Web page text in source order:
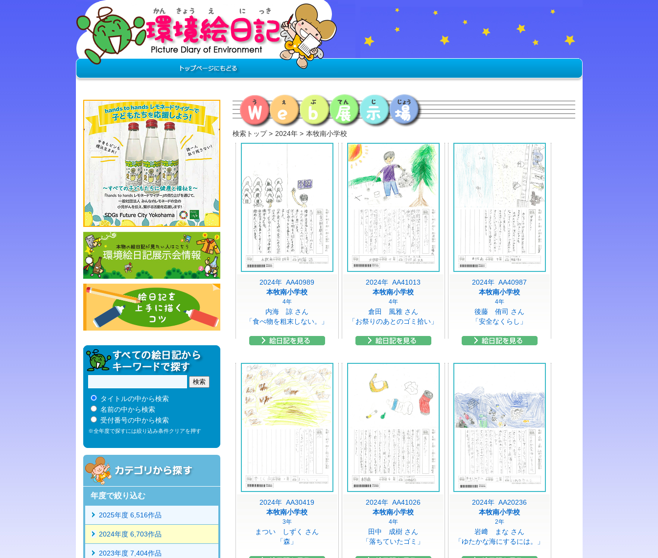
検索トップ 2024年 本牧南小学校
2024年 AA40989
本牧南小学校
4年
内海 諒 さん
「食べ物を粗末しない。」
2024年 AA41013
本牧南小学校
4年
倉田 風雅 さん
「お祭りのあとのゴミ拾い」
2024年 AA40987
本牧南小学校
4年
後藤 侑司 さん
「安全なくらし」
2024年 AA30419
本牧南小学校
3年
まつい しずく さん
「森」
2024年 AA41026
本牧南小学校
4年
田中 成樹 さん
「落ちていたゴミ」
2024年 AA20236
本牧南小学校
2年
岩﨑 まな さん
「ゆたかな海にするには。」
タイトルの中から検索
名前の中から検索
受付番号の中から検索
※全年度で探すには絞り込み条件クリアを押す
年度で絞り込む
2025年度 6,516作品
2024年度 6,703作品
2023年度 7,404作品